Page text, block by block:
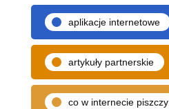
aplikacje internetowe
artykuły partnerskie
co w internecie piszczy